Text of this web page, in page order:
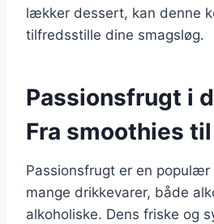
lækker dessert, kan denne
tilfredsstille dine smagsløg.
Passionsfrugt i
Fra smoothies
Passionsfrugt er en populær
mange drikkevarer, både
alkoholiske. Dens friske og